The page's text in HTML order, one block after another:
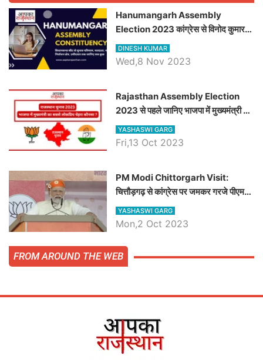
Hanumangarh Assembly
Election 2023 कांग्रेस से विनोद कुमार
चौधरी तो अमित चौधरी होंगे भाजपा उम्मीदवार,
जानिये हनुमानगढ़ विधानसभा सीट के ताजा
DINESH KUMAR
Wed,8 Nov 2023
Rajasthan Assembly Election
2023 से पहले जानिए भाजपा में मुख्यमंत्री का
सबसे लोकप्रिय चेहरा कौनसा ?
YASHASWI GARG
Fri,13 Oct 2023
PM Modi Chittorgarh Visit:
चित्तौड़गढ़ से कांग्रेस पर जमकर गरजे पीएम
मोदी, जाने प्रधानमंत्री के भाषण की बड़ी
बातें, देखें वीडियो
YASHASWI GARG
Mon,2 Oct 2023
FROM AROUND THE WEB